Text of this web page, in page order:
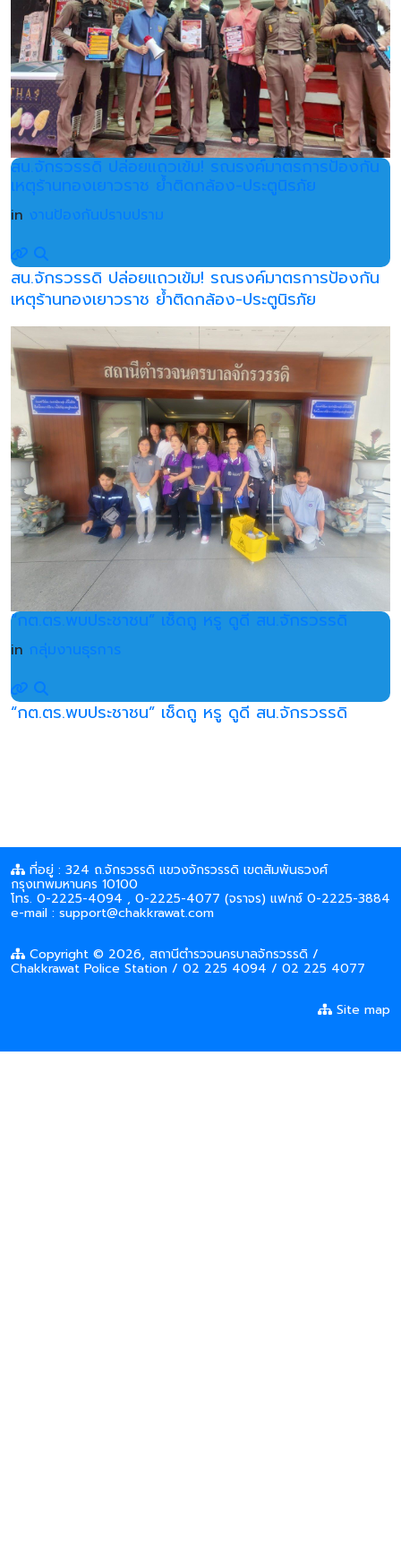
สน.จักรวรรดิ ปล่อยแถวเข้ม! รณรงค์มาตรการป้องกัน
เหตุร้านทองเยาวราช ย้ำติดกล้อง-ประตูนิรภัย
in งานป้องกันปราบปราม
สน.จักรวรรดิ ปล่อยแถวเข้ม! รณรงค์มาตรการป้องกัน
เหตุร้านทองเยาวราช ย้ำติดกล้อง-ประตูนิรภัย
“กต.ตร.พบประชาชน” เช็ดถู หรู ดูดี สน.จักรวรรดิ
in กลุ่มงานธุรการ
“กต.ตร.พบประชาชน” เช็ดถู หรู ดูดี สน.จักรวรรดิ
ที่อยู่ : 324 ถ.จักรวรรดิ แขวงจักรวรรดิ เขตสัมพันธวงศ์
กรุงเทพมหานคร 10100
โทร. 0-2225-4094 , 0-2225-4077 (จราจร) แฟกซ์ 0-2225-3884
e-mail : support@chakkrawat.com
Copyright © 2026, สถานีตำรวจนครบาลจักรวรรดิ /
Chakkrawat Police Station / 02 225 4094 / 02 225 4077
Site map